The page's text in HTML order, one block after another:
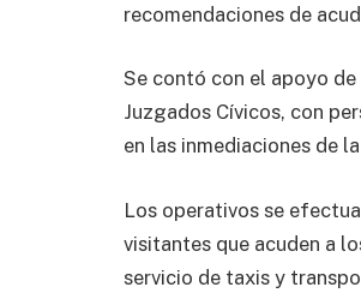
recomendaciones de
Se contó con el apoyo
Juzgados Cívicos, con
en las inmediaciones de
Los operativos se
visitantes que acuden a
servicio de taxis y